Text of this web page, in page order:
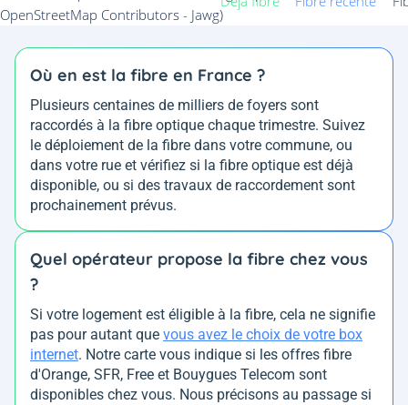
Où en est la fibre en France ?
Plusieurs centaines de milliers de foyers sont
raccordés à la fibre optique chaque trimestre. Suivez
le déploiement de la fibre dans votre commune, ou
dans votre rue et vérifiez si la fibre optique est déjà
disponible, ou si des travaux de raccordement sont
prochainement prévus.
Quel opérateur propose la fibre chez vous
?
Si votre logement est éligible à la fibre, cela ne signifie
pas pour autant que vous avez le choix de votre box
internet. Notre carte vous indique si les offres fibre
d'Orange, SFR, Free et Bouygues Telecom sont
disponibles chez vous. Nous précisons au passage si